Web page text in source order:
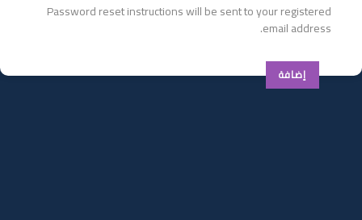
Password reset instructions will be sent to your registered
email address.